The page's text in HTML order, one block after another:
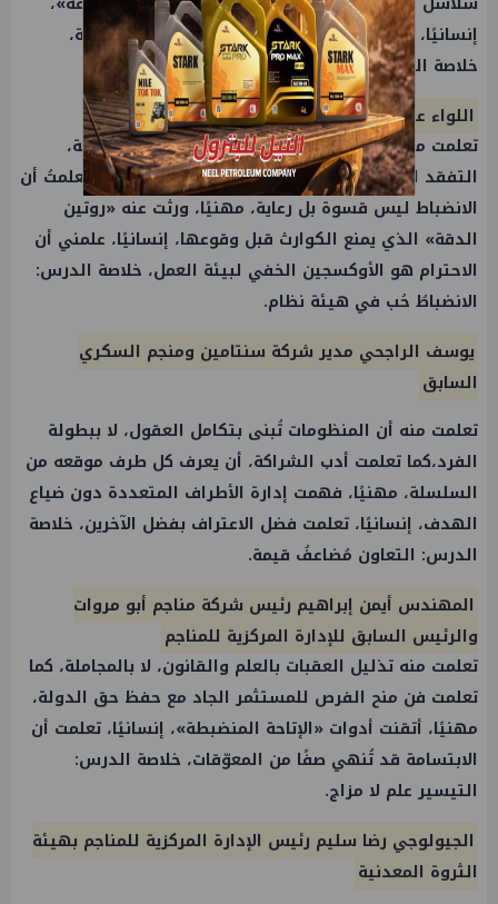
إنسانيًا، تعلّمت أن الكبرياء الحقيقي هو كبرياء الحرفة،
خلاصة الدرس: الإرادةُ منجم الذهب الأول.
اللواء عصمت الراجحي (رحمه الله)
تعلمت منه حب التراب في أدق تفاصيل الإدارة اليومية،
التفقد الصباحي، السؤال عن العامل قبل الآلة، كما تعلمتُ أن
الانضباط ليس قسوة بل رعاية، مهنيًا، ورثت عنه «روتين
الدقة» الذي يمنع الكوارث قبل وقوعها، إنسانيًا، علمني أن
الاحترام هو الأوكسجين الخفي لبيئة العمل، خلاصة الدرس:
الانضباطُ حُب في هيئة نظام.
يوسف الراجحي مدير شركة سنتامين ومنجم السكري
السابق
تعلمت منه أن المنظومات تُبنى بتكامل العقول، لا ببطولة
الفرد،كما تعلمت أدب الشراكة، أن يعرف كل طرف موقعه من
السلسلة، مهنيًا، فهمت إدارة الأطراف المتعددة دون ضياع
الهدف، إنسانيًا، تعلمت فضل الاعتراف بفضل الآخرين، خلاصة
الدرس: التعاون مُضاعفُ قيمة.
المهندس أيمن إبراهيم رئيس شركة مناجم أبو مروات
والرئيس السابق للإدارة المركزية للمناجم
تعلمت منه تذليل العقبات بالعلم والقانون، لا بالمجاملة، كما
تعلمت فن منح الفرص للمستثمر الجاد مع حفظ حق الدولة،
مهنيًا، أتقنت أدوات «الإتاحة المنضبطة»، إنسانيًا، تعلمت أن
الابتسامة قد تُنهي صفًا من المعوّقات، خلاصة الدرس:
التيسير علم لا مزاج.
الجيولوجي رضا سليم رئيس الإدارة المركزية للمناجم بهيئة
الثروة المعدنية